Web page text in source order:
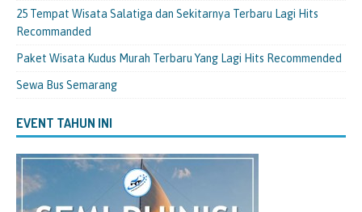
25 Tempat Wisata Salatiga dan Sekitarnya Terbaru Lagi Hits
Recommanded
Paket Wisata Kudus Murah Terbaru Yang Lagi Hits Recommended
Sewa Bus Semarang
EVENT TAHUN INI